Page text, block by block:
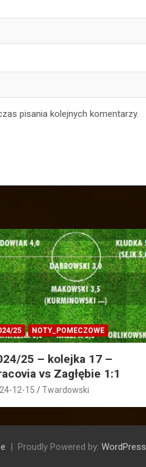
pisania kolejnych komentarzy.
25 NOTY_POMECZOWE
25 – kolejka 17 –
vs Zagłębie 1:1
12-15 Twardowski
Proudly Powered by: WordPress